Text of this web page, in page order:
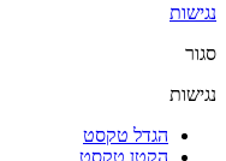
נגישות
סגור
נגישות
הגדל טקסט
הקטן טקסט